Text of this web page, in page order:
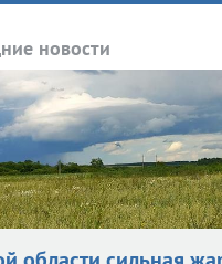
новости